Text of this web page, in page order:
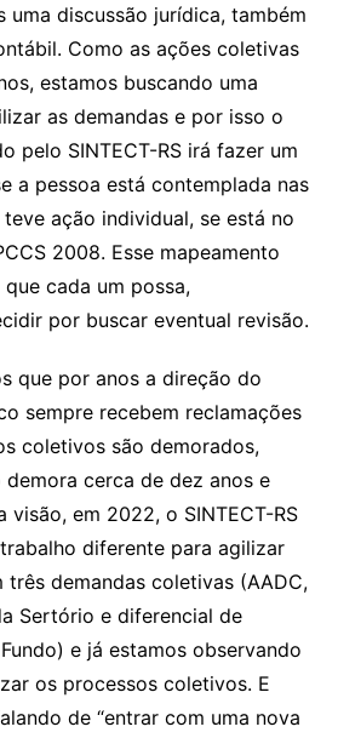
uma discussão jurídica, também
Como as ações coletivas
estamos buscando uma
as demandas e por isso o
pelo SINTECT-RS irá fazer um
a pessoa está contemplada nas
ação individual, se está no
2008. Esse mapeamento
cada um possa,
por buscar eventual revisão.
que por anos a direção do
sempre recebem reclamações
coletivos são demorados,
cerca de dez anos e
visão, em 2022, o SINTECT-RS
diferente para agilizar
três demandas coletivas (AADC,
Sertório e diferencial de
e já estamos observando
os processos coletivos. E
de “entrar com uma nova